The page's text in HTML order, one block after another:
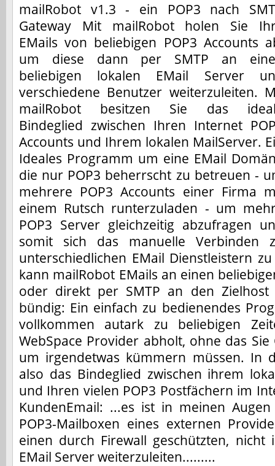
mailRobot v1.3 - ein POP3 nach
Gateway Mit mailRobot holen Sie
EMails von beliebigen POP3 Accounts
um diese dann per SMTP an
beliebigen lokalen EMail Server
verschiedene Benutzer weiterzuleiten.
mailRobot besitzen Sie das
Bindeglied zwischen Ihren Internet
Accounts und Ihrem lokalen MailServer.
Ideales Programm um eine EMail
die nur POP3 beherrscht zu betreuen -
mehrere POP3 Accounts einer Firma
einem Rutsch runterzuladen - um
POP3 Server gleichzeitig abzufragen
somit sich das manuelle Verbinden
unterschiedlichen EMail Dienstleistern
kann mailRobot EMails an einen
oder direkt per SMTP an den
bündig: Ein einfach zu bedienendes
vollkommen autark zu beliebigen
WebSpace Provider abholt, ohne das
um irgendetwas kümmern müssen. In
also das Bindeglied zwischen ihrem
und Ihren vielen POP3 Postfächern im
KundenEmail: ...es ist in meinen
POP3-Mailboxen eines externen
einen durch Firewall geschützten,
EMail Server weiterzuleiten.........